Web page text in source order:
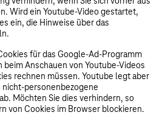
Wird ein Youtube-Video gestartet,
ein, die Hinweise über das
für das Google-Ad-Programm
Anschauen von Youtube-Videos
rechnen müssen. Youtube legt aber
nicht-personenbezogene
Möchten Sie dies verhindern, so
von Cookies im Browser blockieren.